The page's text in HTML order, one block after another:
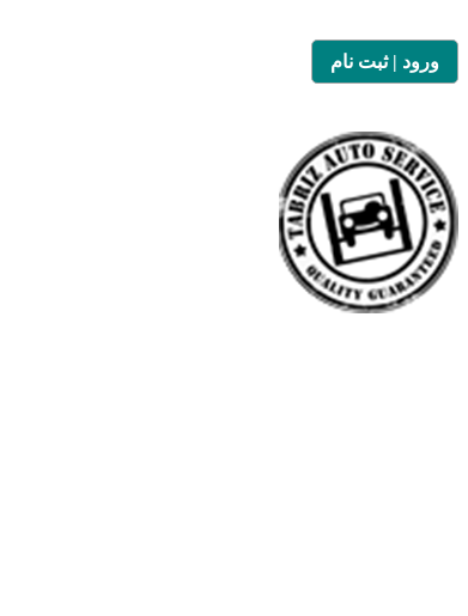
ورود | ثبت نام